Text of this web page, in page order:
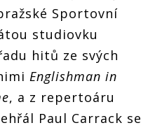
Sportovní
studiovku
hitů ze svých
Englishman in
, a z repertoáru
Paul Carrack se